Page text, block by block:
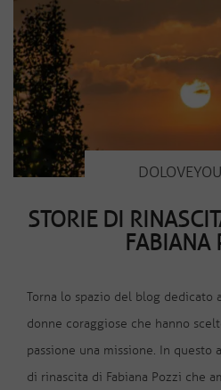
STORIE DI
FABIANA
Torna lo spazio del blog dedicato
donne coraggiose che hanno
passione una missione. In
di rinascita di Fabiana Pozzi che